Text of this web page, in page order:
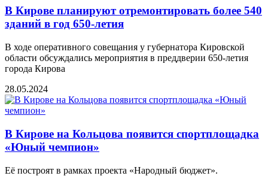
В Кирове планируют отремонтировать более 540
зданий в год 650-летия
В ходе оперативного совещания у губернатора Кировской
области обсуждались мероприятия в преддверии 650-летия
города Кирова
28.05.2024
В Кирове на Кольцова появится спортплощадка
«Юный чемпион»
Её построят в рамках проекта «Народный бюджет».